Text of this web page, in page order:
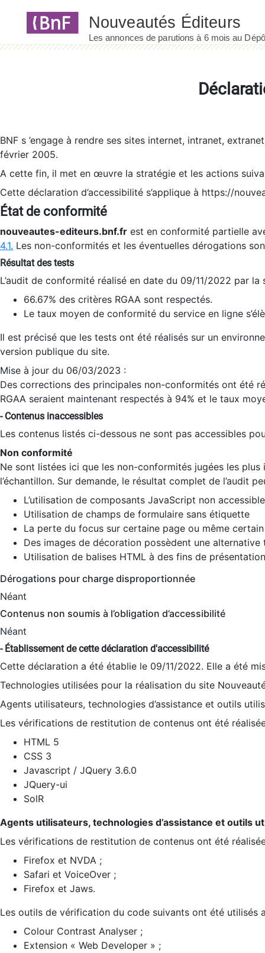
BNF s ’engage à rendre ses sites internet, intranet,
février 2005.
A cette fin, il met en œuvre la stratégie et les actions
Cette déclaration d’accessibilité s’applique à https://
État de conformité
nouveautes-editeurs.bnf.fr est en conformité partielle
4.1. Les non-conformités et les éventuelles dérogations
Résultat des tests
L’audit de conformité réalisé en date du 09/11/2022 par
66.67% des critères RGAA sont respectés.
Le taux moyen de conformité du service en ligne
Il est précisé que les tests ont été réalisés sur un
version publique du site.
Mise à jour du 06/03/2023 :
Des corrections des principales non-conformités ont été
RGAA seraient maintenant respectés à 94% et le taux
- Contenus inaccessibles
Les contenus listés ci-dessous ne sont pas accessibles
Non conformité
Ne sont listées ici que les non-conformités jugées les
l’échantillon. Sur demande, le résultat complet de l’audit
L’utilisation de composants JavaScript non
Utilisation de champs de formulaire sans étiquette
La perte du focus sur certaine page ou même
Des images de décoration possèdent une alternative
Utilisation de balises HTML à des fins de
Dérogations pour charge disproportionnée
Néant
Contenus non soumis à l’obligation d’accessibilité
Néant
- Établissement de cette déclaration d'accessibilité
Cette déclaration a été établie le 09/11/2022. Elle a été
Technologies utilisées pour la réalisation du site
Agents utilisateurs, technologies d’assistance et outils
Les vérifications de restitution de contenus ont été
HTML 5
CSS 3
Javascript / JQuery 3.6.0
JQuery-ui
SolR
Agents utilisateurs, technologies d’assistance et outils
Les vérifications de restitution de contenus ont été
Firefox et NVDA ;
Safari et VoiceOver ;
Firefox et Jaws.
Les outils de vérification du code suivants ont été utilisés
Colour Contrast Analyser ;
Extension « Web Developer » ;